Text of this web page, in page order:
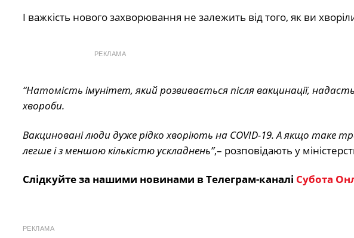
І важкість нового захворювання не залежить від того, як ви
РЕКЛАМА
“Натомість імунітет, який розвивається після вакцинації,
хвороби.
Вакциновані люди дуже рідко хворіють на COVID-19. А якщо таке
легше і з меншою кількістю ускладнень”,– розповідають у
Слідкуйте за нашими новинами в Телеграм-каналі Субота
РЕКЛАМА